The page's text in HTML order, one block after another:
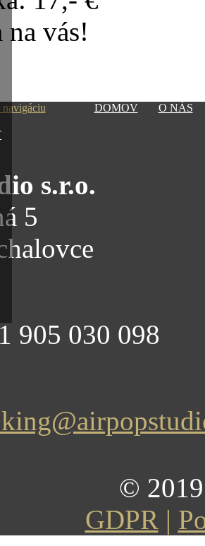
na vás!
DOMOV O NÁS
s.r.o.
5
905 030 098
©
GDPR |